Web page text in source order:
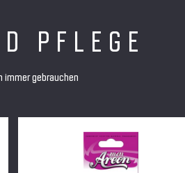
PFLEGE
immer gebrauchen